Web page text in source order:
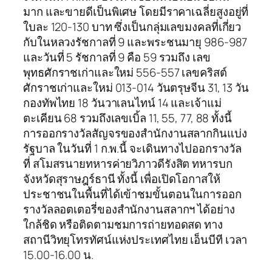
มาก และขายดีเป็นพิเศษ โดยมีราคาเฉลี่ยสูงอยู่ที่
ใบละ 120-130 บาท ซึ่งเป็นกลุ่มเลขมงคลที่เกี่ยว
กับในหลวงรัชกาลที่ 9 และพระชนมายุ 986-987
และวันที่ 5 รัชกาลที่ 9 คือ 59 รวมถึง เลข
พุทธศักราชเก่าและใหม่ 556-557 เลขคริสต์
ศักราชเก่าและใหม่ 013-014 วันตรุษจีน 31, 13 วัน
กองทัพไทย 18 วันวาเลนไทน์ 14 และเจ้าแม่
ตะเคียน 68 รวมถึงเลขเบิ้ล 11, 55, 77, 88 ทั้งนี้
การออกรางวัลสัญจรของสำนักงานสลากกินแบ่ง
รัฐบาล ในวันที่ 1 ก.พ.นี้ จะเดินทางไปออกรางวัล
ที่ สโมสรนายทหารค่ายวิภาวดีรังสิต ทหารบก
จังหวัดสุราษฎร์ธานี ทั้งนี้ เพื่อเปิดโอกาสให้
ประชาชนในพื้นที่ได้เข้าชมขั้นตอนในการออก
รางวัลลอตเตอรี่ของสำนักงานสลากฯ ได้อย่าง
ใกล้ชิด หรือติดตามชมการถ่ายทอดสด ทาง
สถานีวิทยุโทรทัศน์แห่งประเทศไทย เอ็นบีที เวลา
15.00-16.00 น.